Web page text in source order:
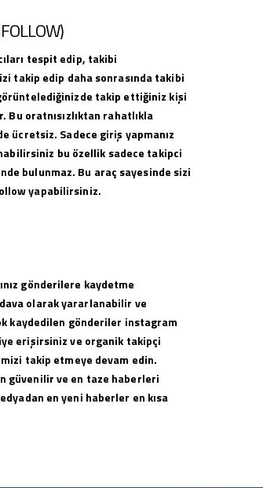
tespit edip, takibi
takip edip daha sonrasında takibi
görüntelediğinizde takip ettiğiniz kişi
Bu oratnısızlıktan rahatlıkla
Sadece giriş yapmanız
bu özellik sadece takipci
bulunmaz. Bu araç sayesinde sizi
yapabilirsiniz.
gönderilere kaydetme
olarak yararlanabilir ve
kaydedilen gönderiler instagram
erişirsiniz ve organik takipçi
takip etmeye devam edin.
güvenilir ve en taze haberleri
en yeni haberler en kısa